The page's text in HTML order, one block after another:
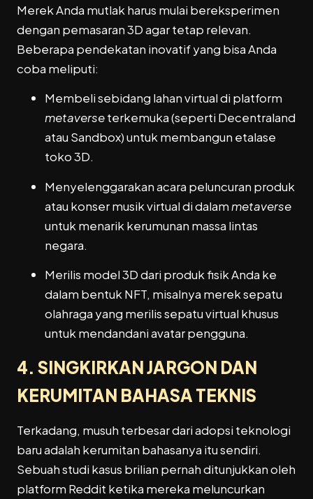
Merek Anda mutlak harus mulai bereksperimen
dengan pemasaran 3D agar tetap relevan.
Beberapa pendekatan inovatif yang bisa Anda
coba meliputi:
Membeli sebidang lahan virtual di platform
metaverseterkemuka (seperti Decentraland
atau Sandbox) untuk membangun etalase
toko 3D.
Menyelenggarakan acara peluncuran produk
atau konser musik virtual di dalammetaverse
untuk menarik kerumunan massa lintas
negara.
Merilis model 3D dari produk fisik Anda ke
dalam bentuk NFT, misalnya merek sepatu
olahraga yang merilis sepatu virtual khusus
untuk mendandani avatar pengguna.
4. SINGKIRKAN JARGON DAN
KERUMITAN BAHASA TEKNIS
Terkadang, musuh terbesar dari adopsi teknologi
baru adalah kerumitan bahasanya itu sendiri.
Sebuah studi kasus brilian pernah ditunjukkan oleh
platform Reddit ketika mereka meluncurkan